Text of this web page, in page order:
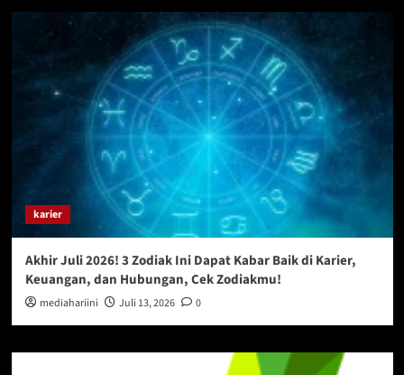
karier
Akhir Juli 2026! 3 Zodiak Ini Dapat Kabar Baik di Karier,
Keuangan, dan Hubungan, Cek Zodiakmu!
mediahariini Juli 13, 2026 0